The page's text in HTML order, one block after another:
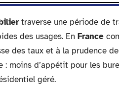
traverse une période de
des usages. En France
des taux et à la prudence
: moins d’appétit pour les
géré.